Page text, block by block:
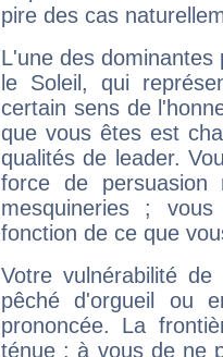
pire des cas
L'une des
le Soleil, qui
certain sens de
que vous êtes est
qualités de leader.
force de
mesquineries ;
fonction de ce que
Votre vulnérabilité
pêché d'orgueil ou
prononcée. La
ténue : à vous de ne